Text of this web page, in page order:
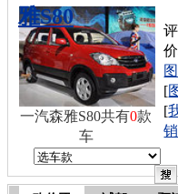
雅S80
[
[
一汽森雅S80共有0款
车